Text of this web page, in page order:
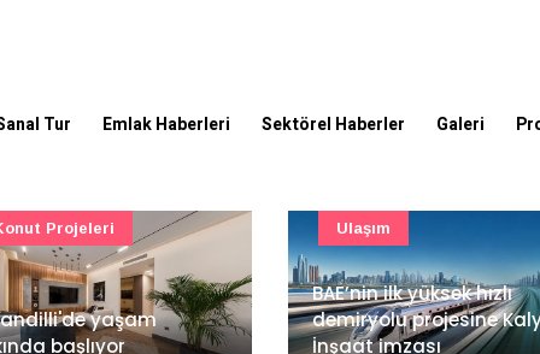
Tur Emlak Haberleri Sektörel Haberler Galeri
ilk yüksek hızlı
projesine Kalyon
imzası
Mimarlık ve mühendislik
projeleri e-PYS ile dijital
ortama taşınacak
Güncel